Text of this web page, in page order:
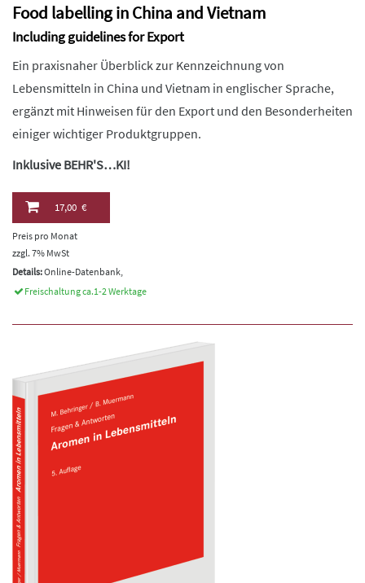
Food labelling in China and Vietnam
Including guidelines for Export
Ein praxisnaher Überblick zur Kennzeichnung von
Lebensmitteln in China und Vietnam in englischer Sprache,
ergänzt mit Hinweisen für den Export und den Besonderheiten
einiger wichtiger Produktgruppen.
Inklusive BEHR'S…KI!
17,00 €
Preis pro Monat
zzgl. 7% MwSt
Details:Online-Datenbank,
Freischaltung ca.1-2 Werktage